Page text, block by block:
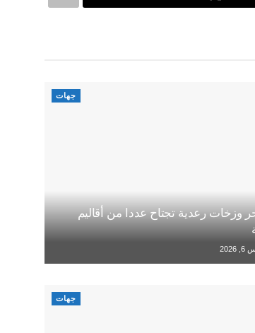
جهات
وزخات رعدية تجتاح عددا من أقاليم
جهات